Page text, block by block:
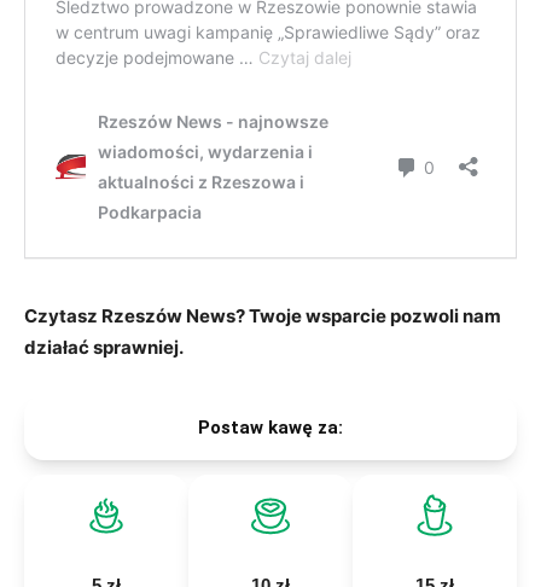
Czytasz Rzeszów News? Twoje wsparcie pozwoli nam
działać sprawniej.
Postaw kawę za: